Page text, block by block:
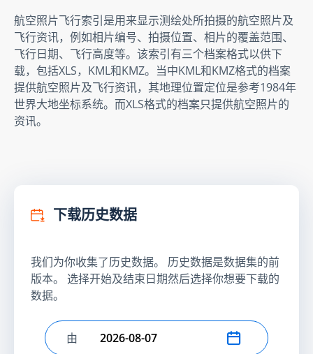
航空照片飞行索引是用来显示测绘处所拍摄的航空照片及
飞行资讯，例如相片编号、拍摄位置、相片的覆盖范围、
飞行日期、飞行高度等。该索引有三个档案格式以供下
载，包括XLS，KML和KMZ。当中KML和KMZ格式的档案
提供航空照片及飞行资讯，其地理位置定位是参考1984年
世界大地坐标系统。而XLS格式的档案只提供航空照片的
资讯。
下载历史数据
我们为你收集了历史数据。 历史数据是数据集的前
版本。 选择开始及结束日期然后选择你想要下载的
数据。
选择开始日期
由